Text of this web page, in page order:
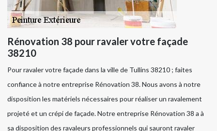
Rénovation 38 pour ravaler votre façade
38210
Pour ravaler votre façade dans la ville de Tullins 38210 ; faites
confiance à notre entreprise Rénovation 38. Nous avons à notre
disposition les matériels nécessaires pour réaliser un ravalement
projeté et un crépi de façade. Notre entreprise Rénovation 38 a à
sa disposition des ravaleurs professionnels qui sauront ravaler